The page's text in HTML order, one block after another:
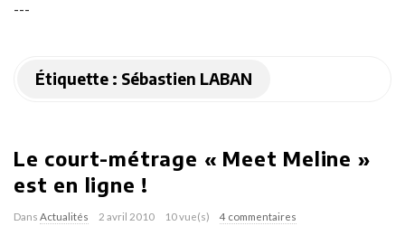
---
Étiquette : Sébastien LABAN
Le court-métrage « Meet Meline »
est en ligne !
Dans Actualités 2 avril 2010 10 vue(s) 4 commentaires